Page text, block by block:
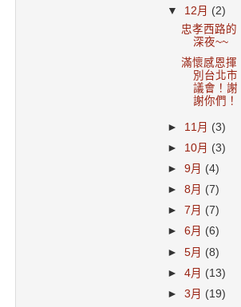
▼ 12月 (2)
忠孝西路的
深夜~~
滿懷感恩揮
別台北市
議會！謝
謝你們！
► 11月 (3)
► 10月 (3)
►9月 (4)
►8月 (7)
►7月 (7)
►6月 (6)
►5月 (8)
►4月 (13)
►3月 (19)